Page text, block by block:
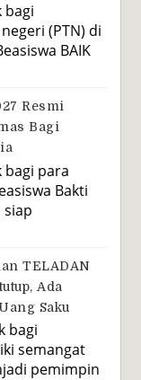
bagi
(PTN) di
BAIK
Resmi
Bagi
bagi para
Bakti
siap
TELADAN
Ada
Saku
bagi
semangat
pemimpin